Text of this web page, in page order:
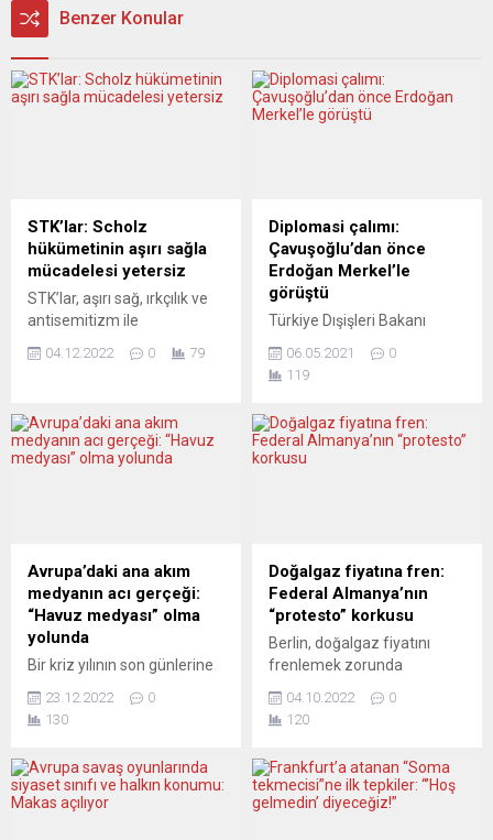
Benzer Konular
STK’lar: Scholz
hükümetinin aşırı sağla
mücadelesi yetersiz
STK’lar, aşırı sağ, ırkçılık ve
antisemitizm ile
mücadelede yetersiz
kalmakla eleştirdikleri
Verdiğiniz sözleri hayata
geçirin” çağrısını yaptı.
mücadelede attığı adımları
yetersiz bulan STK’lar, aşırı
sağ tehdidine karşı stratejik
ve kapsamlı bir mücadele
yürütülmesi çağrısını...
04.12.2022 0 79
Diplomasi çalımı:
Çavuşoğlu’dan önce
Erdoğan Merkel’le
görüştü
Türkiye Dışişleri Bakanı
Mevlüt Çavuşoğlu’nun Berlin
temasları öncesinde
Türkiye Cumhurbaşkanı
Almanya Başbakanı Angela
Merkel ile bir video
görüşmede Erdoğan,
Türkiye-Avrupa Birliği
ilişkilerinde yakalanan
ivmenin kaybolmaması
gerektiğini ifade etti.
Cumhurbaşkanlığı İletişim
Başkanlığından yapılan
açıklamaya göre, Erdoğan-
Türkiye-Almanya...
06.05.2021
0
119
Avrupa’daki ana akım
medyanın acı gerçeği:
“Havuz medyası” olma
yolunda
Bir kriz yılının son günlerine
Türkiye’de değil, Avrupa ve
özellikle Federal
bir krizin darbeleri altında
nefes almaya çalışıyor. Peki,
23.12.2022
0
130
Doğalgaz fiyatına fren:
Federal Almanya’nın
“protesto” korkusu
Berlin, doğalgaz fiyatını
frenlemek zorunda
Tüketicilerin ve işletmelerin
hızla artan enerji
üst sınır uygulaması getiren
federal hükümet 200 milyar
04.10.2022
0
120